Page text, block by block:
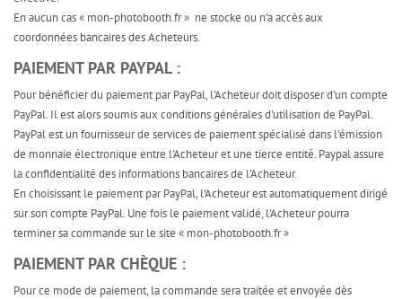
En aucun cas « mon-photobooth.fr » ne stocke ou n'a accès aux
coordonnées bancaires des Acheteurs.
PAIEMENT PAR PAYPAL :
Pour bénéficier du paiement par PayPal, l'Acheteur doit disposer d'un compte
PayPal. Il est alors soumis aux conditions générales d'utilisation de PayPal.
PayPal est un fournisseur de services de paiement spécialisé dans l'émission
de monnaie électronique entre l'Acheteur et une tierce entité. Paypal assure
la confidentialité des informations bancaires de l'Acheteur.
En choisissant le paiement par PayPal, l'Acheteur est automatiquement dirigé
sur son compte PayPal. Une fois le paiement validé, l'Acheteur pourra
terminer sa commande sur le site « mon-photobooth.fr »
PAIEMENT PAR CHÈQUE :
Pour ce mode de paiement, la commande sera traitée et envoyée dès